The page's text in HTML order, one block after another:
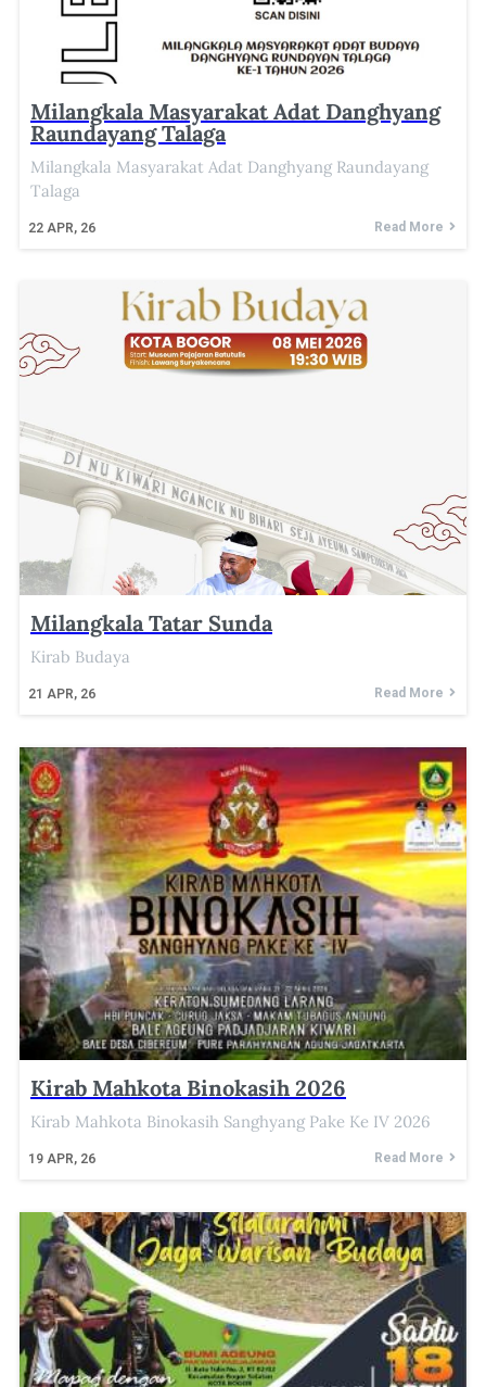
Milangkala Masyarakat Adat Danghyang
Raundayang Talaga
22 APR, 26
Milangkala Masyarakat Adat Danghyang Raundayang
Talaga
Read More
Milangkala Tatar Sunda
21 APR, 26
Kirab Budaya
Read More
Kirab Mahkota Binokasih 2026
19 APR, 26
Kirab Mahkota Binokasih Sanghyang Pake Ke IV 2026
Read More